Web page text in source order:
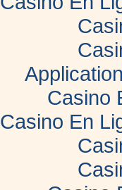
Casino
Casino En